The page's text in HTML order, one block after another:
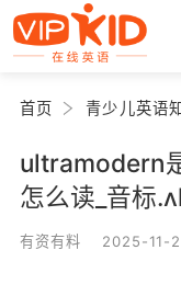
首页 青少儿英语
ultramodern
怎么读_音标
有资有料 2025-11-